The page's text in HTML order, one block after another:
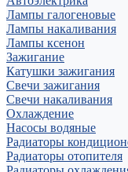
Лампы галогеновые
Лампы накаливания
Лампы ксенон
Зажигание
Катушки зажигания
Свечи зажигания
Свечи накаливания
Охлаждение
Насосы водяные
Радиаторы
Радиаторы отопителя